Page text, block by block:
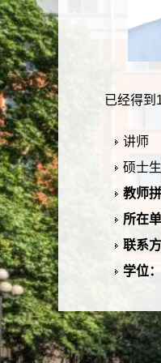
已经得到
讲师
硕士
教师
所在单
联系方
学位：
毕业